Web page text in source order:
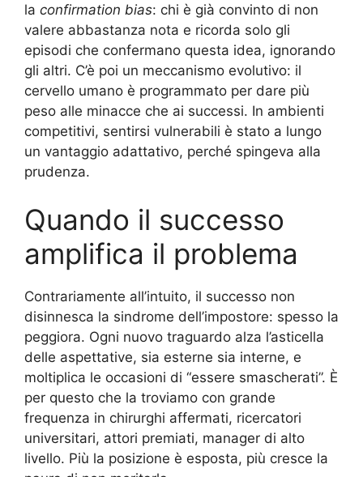
la confirmation bias: chi è già convinto di non
valere abbastanza nota e ricorda solo gli
episodi che confermano questa idea, ignorando
gli altri. C’è poi un meccanismo evolutivo: il
cervello umano è programmato per dare più
peso alle minacce che ai successi. In ambienti
competitivi, sentirsi vulnerabili è stato a lungo
un vantaggio adattativo, perché spingeva alla
prudenza.
Quando il successo
amplifica il problema
Contrariamente all’intuito, il successo non
disinnesca la sindrome dell’impostore: spesso la
peggiora. Ogni nuovo traguardo alza l’asticella
delle aspettative, sia esterne sia interne, e
moltiplica le occasioni di “essere smascherati”. È
per questo che la troviamo con grande
frequenza in chirurghi affermati, ricercatori
universitari, attori premiati, manager di alto
livello. Più la posizione è esposta, più cresce la